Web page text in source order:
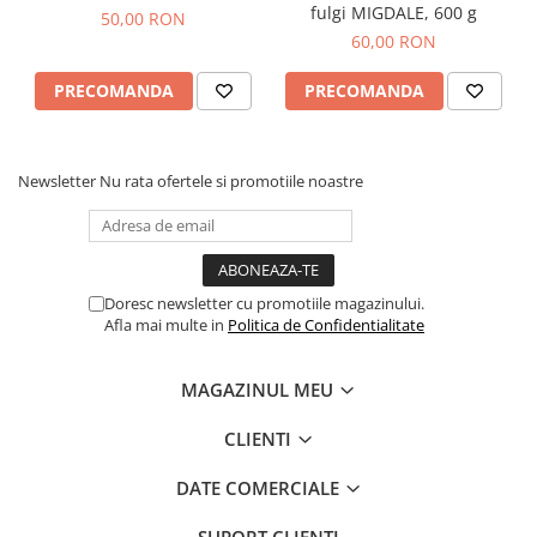
50,00 RON
PRECOMANDA
fulgi MIGDALE, 600 g
60,00 RON
PRECOMANDA
Newsletter Nu rata ofertele si promotiile noastre
Doresc newsletter cu promotiile magazinului.
Afla mai multe in Politica de Confidentialitate
MAGAZINUL MEU
CLIENTI
DATE COMERCIALE